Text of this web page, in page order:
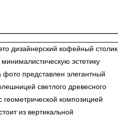
дизайнерский кофейный столик
эстетику
представлен элегантный
светлого древесного
геометрической композицией
из вертикальной